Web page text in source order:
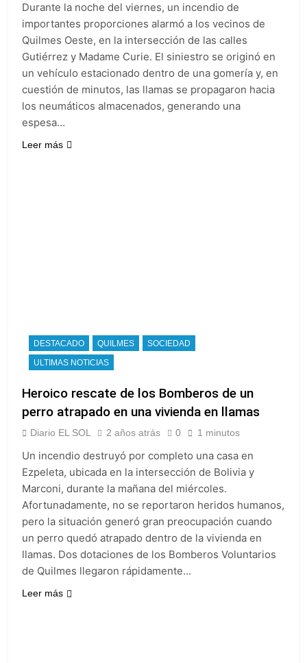
Durante la noche del viernes, un incendio de
importantes proporciones alarmó a los vecinos de
Quilmes Oeste, en la intersección de las calles
Gutiérrez y Madame Curie. El siniestro se originó en
un vehículo estacionado dentro de una gomería y, en
cuestión de minutos, las llamas se propagaron hacia
los neumáticos almacenados, generando una
espesa…
Leer más
DESTACADO QUILMES
SOCIEDAD
ULTIMAS NOTICIAS
Heroico rescate de los Bomberos de un
perro atrapado en una vivienda en llamas
Diario EL SOL 2 años atrás 0 1 minutos
Un incendio destruyó por completo una casa en
Ezpeleta, ubicada en la intersección de Bolivia y
Marconi, durante la mañana del miércoles.
Afortunadamente, no se reportaron heridos humanos,
pero la situación generó gran preocupación cuando
un perro quedó atrapado dentro de la vivienda en
llamas. Dos dotaciones de los Bomberos Voluntarios
de Quilmes llegaron rápidamente…
Leer más